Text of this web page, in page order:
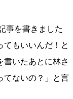
事を書きました
てもいいんだ！と
書いたあとに林さ
てないの？」と言